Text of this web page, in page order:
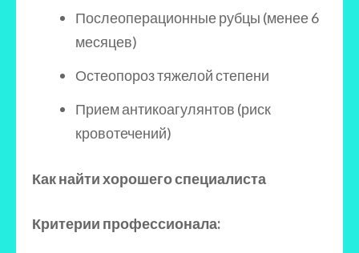
Послеоперационные рубцы (менее 6
месяцев)
Остеопороз тяжелой степени
Прием антикоагулянтов (риск
кровотечений)
Как найти хорошего специалиста
Критерии профессионала: